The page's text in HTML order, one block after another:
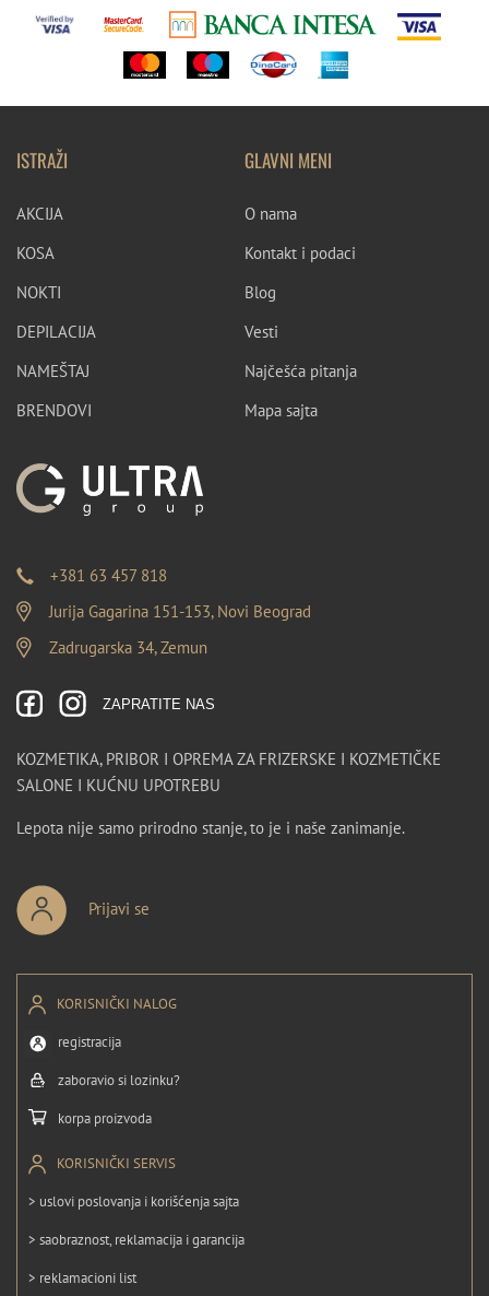
ISTRAŽI
AKCIJA
KOSA
NOKTI
DEPILACIJA
NAMEŠTAJ
BRENDOVI
GLAVNI MENI
O nama
Kontakt i podaci
Blog
Vesti
Najčešća pitanja
Mapa sajta
+381 63 457 818
Jurija Gagarina 151-153, Novi Beograd
Zadrugarska 34, Zemun
ZAPRATITE NAS
KOZMETIKA, PRIBOR I OPREMA ZA FRIZERSKE I KOZMETIČKE
SALONE I KUĆNU UPOTREBU
Lepota nije samo prirodno stanje, to je i naše zanimanje.
Prijavi se
KORISNIČKI NALOG
registracija
zaboravio si lozinku?
korpa proizvoda
KORISNIČKI SERVIS
> uslovi poslovanja i korišćenja sajta
> saobraznost, reklamacija i garancija
> reklamacioni list